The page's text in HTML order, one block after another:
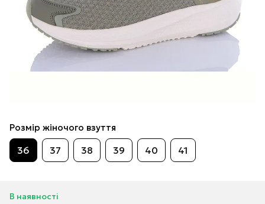
Розмір жіночого взуття
36 37 38 39 40 41
В наявності